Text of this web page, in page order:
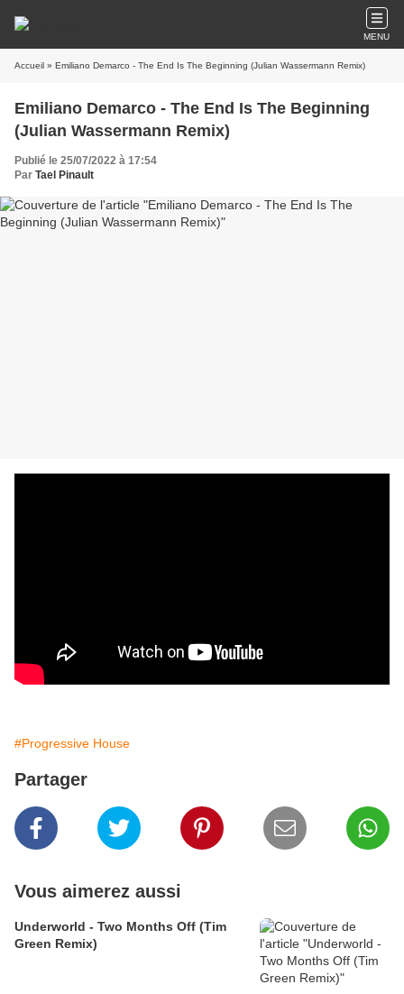
MENU
Accueil » Emiliano Demarco - The End Is The Beginning (Julian Wassermann Remix)
Emiliano Demarco - The End Is The Beginning
(Julian Wassermann Remix)
Publié le 25/07/2022 à 17:54
Par Tael Pinault
#Progressive House
Partager
Vous aimerez aussi
Underworld - Two Months Off (Tim
Green Remix)